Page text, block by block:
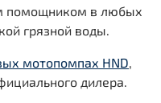
помощником в любых
грязной воды.
мотопомпах HND
дилера.